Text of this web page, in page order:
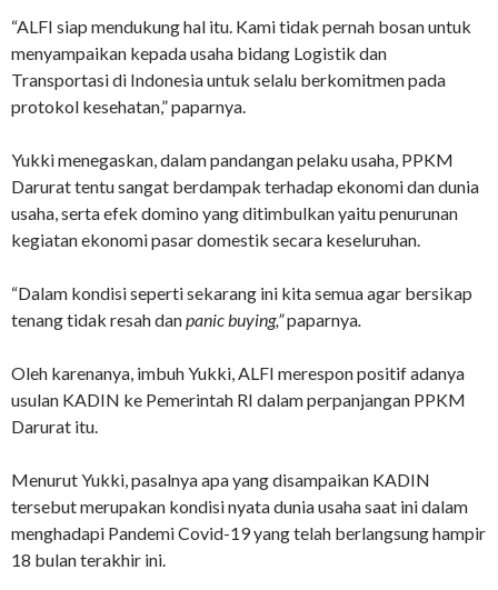
“ALFI siap mendukung hal itu. Kami tidak pernah bosan untuk
menyampaikan kepada usaha bidang Logistik dan
Transportasi di Indonesia untuk selalu berkomitmen pada
protokol kesehatan,” paparnya.
Yukki menegaskan, dalam pandangan pelaku usaha, PPKM
Darurat tentu sangat berdampak terhadap ekonomi dan dunia
usaha, serta efek domino yang ditimbulkan yaitu penurunan
kegiatan ekonomi pasar domestik secara keseluruhan.
“Dalam kondisi seperti sekarang ini kita semua agar bersikap
tenang tidak resah danpanic buying,”paparnya.
Oleh karenanya, imbuh Yukki, ALFI merespon positif adanya
usulan KADIN ke Pemerintah RI dalam perpanjangan PPKM
Darurat itu.
Menurut Yukki, pasalnya apa yang disampaikan KADIN
tersebut merupakan kondisi nyata dunia usaha saat ini dalam
menghadapi Pandemi Covid-19 yang telah berlangsung hampir
18 bulan terakhir ini.